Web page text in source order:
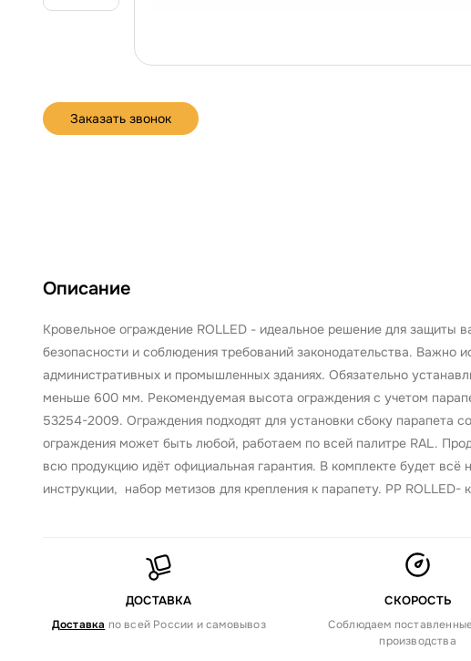
Заказать звонок
Описание
Кровельное ограждение ROLLED - идеальное решение для защиты
безопасности и соблюдения требований законодательства. Важно
административных и промышленных зданиях. Обязательно
меньше 600 мм. Рекомендуемая высота ограждения с учетом
53254-2009. Ограждения подходят для установки сбоку парапета
ограждения может быть любой, работаем по всей палитре RAL.
всю продукцию идёт официальная гарантия. В комплекте будет
инструкции, набор метизов для крепления к парапету. PP ROLLED-
ДОСТАВКА
Доставка по всей России и самовывоз
СКОРОСТЬ
Соблюдаем
производства